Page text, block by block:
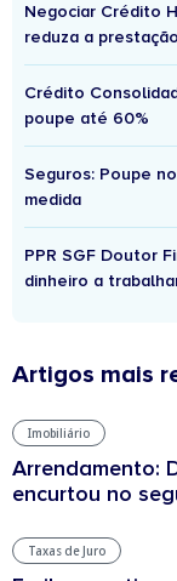
Negociar Crédito
reduza a
Crédito
poupe até 60%
Seguros: Poupe
medida
PPR SGF Doutor
dinheiro a
Artigos mais
Imobiliário
Arrendamento:
encurtou no
Taxas de Juro